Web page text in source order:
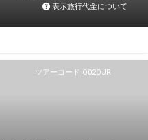
表示旅行代金について
ツアーコード Q02OJR